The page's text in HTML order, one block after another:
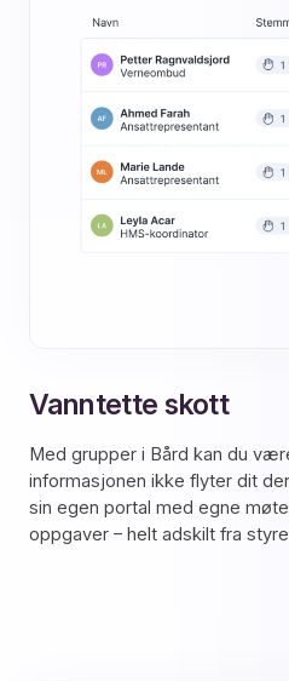
Vanntette skott
Med grupper i Bård kan du
informasjonen ikke flyter dit
sin egen portal med egne
oppgaver – helt adskilt fra